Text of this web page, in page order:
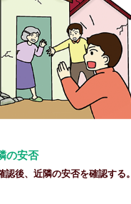
の安否
認後、近隣の安否を確認する。